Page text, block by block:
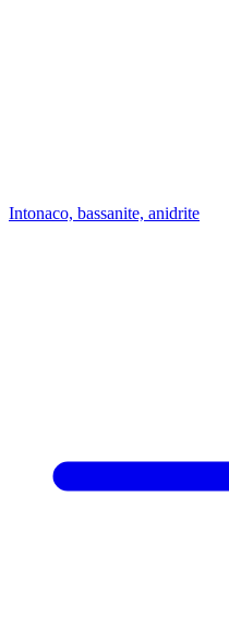
Intonaco, bassanite, anidrite